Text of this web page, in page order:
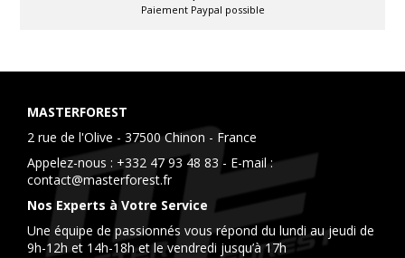
Paiement Paypal possible
MASTERFOREST
2 rue de l'Olive - 37500 Chinon - France
Appelez-nous : +332 47 93 48 83 - E-mail :
contact@masterforest.fr
Nos Experts à Votre Service
Une équipe de passionnés vous répond du lundi au jeudi de
9h-12h et 14h-18h et le vendredi jusqu’à 17h